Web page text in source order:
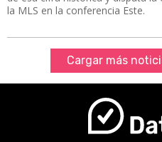
la MLS en la conferencia Este.
Cargar más